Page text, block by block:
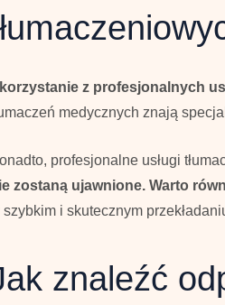
z profesjonalnych
medycznych znają
profesjonalne usługi
zostaną ujawnione. Warto
szybkim i skutecznym
znaleźć